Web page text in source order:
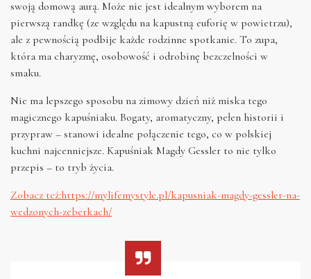
swoją domową aurą. Może nie jest idealnym wyborem na
pierwszą randkę (ze względu na kapustną euforię w powietrzu),
ale z pewnością podbije każde rodzinne spotkanie. To zupa,
która ma charyzmę, osobowość i odrobinę bezczelności w
smaku.
Nie ma lepszego sposobu na zimowy dzień niż miska tego
magicznego kapuśniaku. Bogaty, aromatyczny, pełen historii i
przypraw – stanowi idealne połączenie tego, co w polskiej
kuchni najcenniejsze. Kapuśniak Magdy Gessler to nie tylko
przepis – to tryb życia.
Zobacz też:https://mylifemystyle.pl/kapusniak-magdy-gessler-na-
wedzonych-zeberkach/